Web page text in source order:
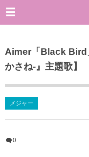
Aimer「Black Bird
かさね-』主題歌】
メジャー
0